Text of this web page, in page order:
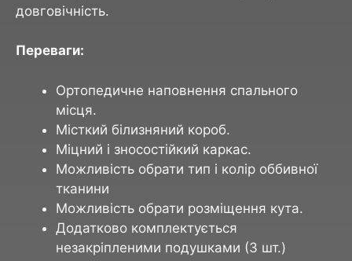
довговічність.
Переваги:
Ортопедичне наповнення спального
місця.
Місткий білизняний короб.
Міцний і зносостійкий каркас.
Можливість обрати тип і колір оббивної
тканини
Можливість обрати розміщення кута.
Додатково комплектується
незакріпленими подушками (3 шт.)